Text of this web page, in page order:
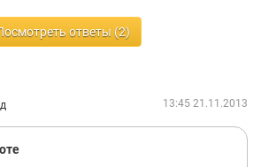
ответы (2)
13:45 21.11.2013